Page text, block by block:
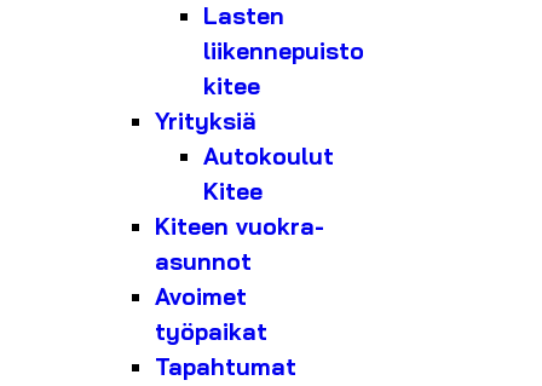
Lasten
liikennepuisto
kitee
Yrityksiä
Autokoulut
Kitee
Kiteen vuokra-
asunnot
Avoimet
työpaikat
Tapahtumat